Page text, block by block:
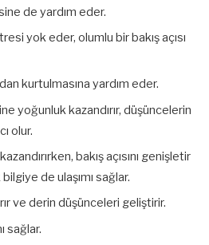
de yardım eder.
yok eder, olumlu bir bakış açısı
kurtulmasına yardım eder.
yoğunluk kazandırır, düşüncelerin
olur.
bakış açısını genişletir
de ulaşımı sağlar.
ve derin düşünceleri geliştirir.
sağlar.